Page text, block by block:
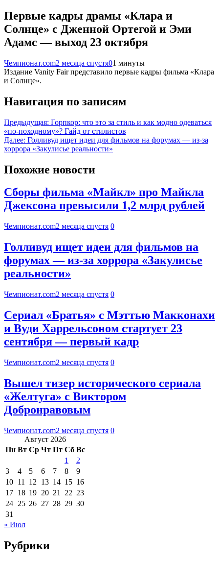
Первые кадры драмы «Клара и
Солнце» с Дженной Ортегой и Эми
Адамс — выход 23 октября
Чемпионат.com2 месяца спустя01 минуты
Издание Vanity Fair представило первые кадры фильма «Клара
и Солнце».
Навигация по записям
Предыдущая: Горпкор: что это за стиль и как модно одеваться
«по-походному»? Гайд от стилистов
Далее: Голливуд ищет идеи для фильмов на форумах — из-за
хоррора «Закулисье реальности»
Похожие новости
Сборы фильма «Майкл» про Майкла
Джексона превысили 1,2 млрд рублей
Чемпионат.com2 месяца спустя 0
Голливуд ищет идеи для фильмов на
форумах — из-за хоррора «Закулисье
реальности»
Чемпионат.com2 месяца спустя 0
Сериал «Братья» с Мэттью Макконахи
и Вуди Харрельсоном стартует 23
сентября — первый кадр
Чемпионат.com2 месяца спустя 0
Вышел тизер исторического сериала
«Желтуга» с Виктором
Добронравовым
Чемпионат.com2 месяца спустя 0
Август 2026
Пн Вт Ср Чт Пт Сб Вс
1
2
3
4 5 6 7 8
9
10 11 12 13 14 15 16
17 18 19 20 21 22 23
24 25 26 27 28 29 30
31
« Июл
Рубрики